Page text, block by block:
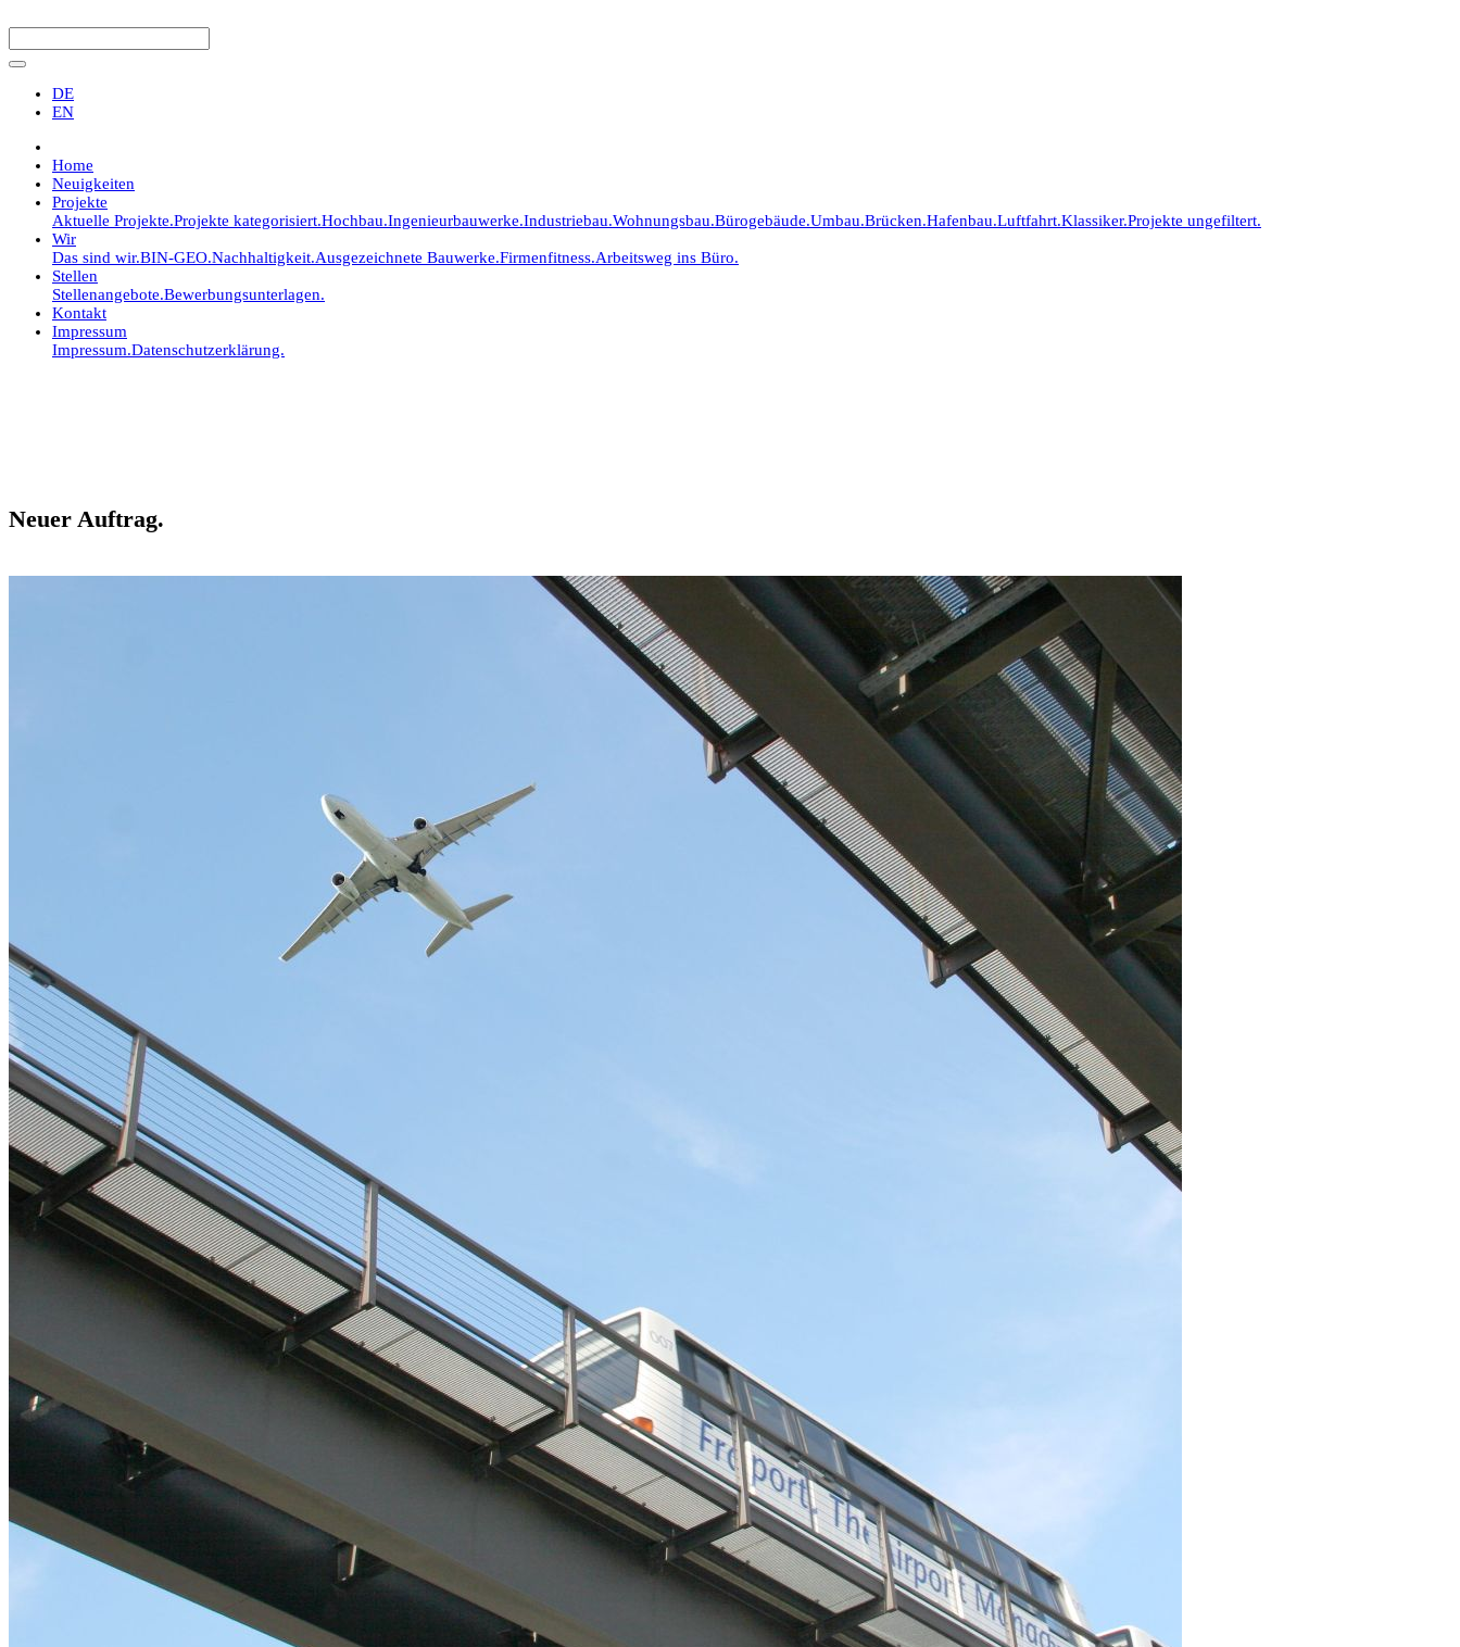
DE
EN
Home
Neuigkeiten
Projekte
Aktuelle Projekte.Projekte kategorisiert.Hochbau.Ingenieurbauwerke.Industriebau.Wohnungsbau.Bürogebäude.Umbau.Brücken.Hafenbau.Luftfahrt.Klassiker.Projekte ungefiltert.
Wir
Das sind wir.BIN-GEO.Nachhaltigkeit.Ausgezeichnete Bauwerke.Firmenfitness.Arbeitsweg ins Büro.
Stellen
Stellenangebote.Bewerbungsunterlagen.
Kontakt
Impressum
Impressum.Datenschutzerklärung.
Neuer Auftrag.